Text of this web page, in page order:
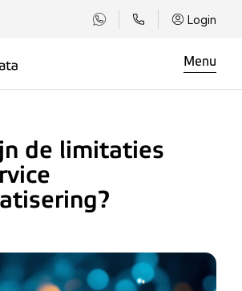
Login
Menu
de limitaties